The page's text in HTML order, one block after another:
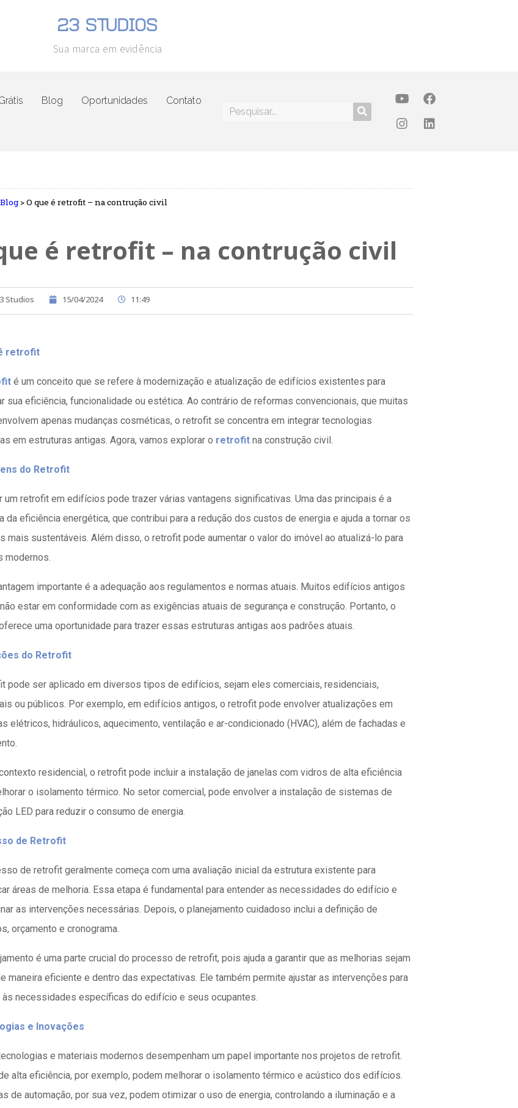
Sua marca em evidência
Blog Oportunidades Contato
Blog >O que é retrofit – na contrução civil
é retrofit – na contrução civil
Studios 15/04/2024 11:49
retrofit
é um conceito que se refere à modernização e atualização de edifícios existentes para
sua eficiência, funcionalidade ou estética. Ao contrário de reformas convencionais, que muitas
apenas mudanças cosméticas, o retrofit se concentra em integrar tecnologias
em estruturas antigas. Agora, vamos explorar o retrofit na construção civil.
do Retrofit
um retrofit em edifícios pode trazer várias vantagens significativas. Uma das principais é a
da eficiência energética, que contribui para a redução dos custos de energia e ajuda a tornar os
mais sustentáveis. Além disso, o retrofit pode aumentar o valor do imóvel ao atualizá-lo para
modernos.
importante é a adequação aos regulamentos e normas atuais. Muitos edifícios antigos
estar em conformidade com as exigências atuais de segurança e construção. Portanto, o
uma oportunidade para trazer essas estruturas antigas aos padrões atuais.
do Retrofit
pode ser aplicado em diversos tipos de edifícios, sejam eles comerciais, residenciais,
ou públicos. Por exemplo, em edifícios antigos, o retrofit pode envolver atualizações em
elétricos, hidráulicos, aquecimento, ventilação e ar-condicionado (HVAC), além de fachadas e
residencial, o retrofit pode incluir a instalação de janelas com vidros de alta eficiência
o isolamento térmico. No setor comercial, pode envolver a instalação de sistemas de
LED para reduzir o consumo de energia.
de Retrofit
de retrofit geralmente começa com uma avaliação inicial da estrutura existente para
áreas de melhoria. Essa etapa é fundamental para entender as necessidades do edifício e
as intervenções necessárias. Depois, o planejamento cuidadoso inclui a definição de
orçamento e cronograma.
é uma parte crucial do processo de retrofit, pois ajuda a garantir que as melhorias sejam
maneira eficiente e dentro das expectativas. Ele também permite ajustar as intervenções para
às necessidades específicas do edifício e seus ocupantes.
e Inovações
e materiais modernos desempenham um papel importante nos projetos de retrofit.
alta eficiência, por exemplo, podem melhorar o isolamento térmico e acústico dos edifícios.
de automação, por sua vez, podem otimizar o uso de energia, controlando a iluminação e a